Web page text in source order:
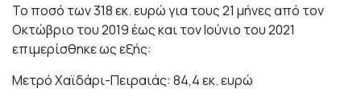
Το ποσό των 318 εκ. ευρώ για τους 21 μήνες από τον
Οκτώβριο του 2019 έως και τον Ιούνιο του 2021
επιμερίσθηκε ως εξής:
Μετρό Χαϊδάρι-Πειραιάς: 84,4 εκ. ευρώ